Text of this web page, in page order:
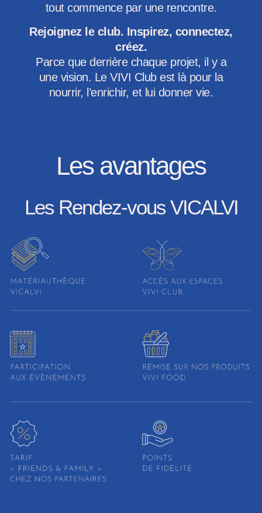
tout commence par une rencontre.
Rejoignez le club. Inspirez, connectez,
créez.
Parce que derrière chaque projet, il y a
une vision. Le VIVI Club est là pour la
nourrir, l’enrichir, et lui donner vie.
Les avantages
Les Rendez-vous VICALVI